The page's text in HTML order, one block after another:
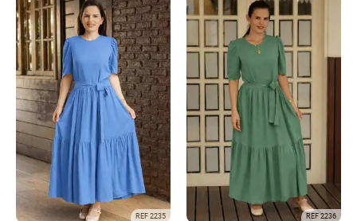
REF 2235 REF 2236